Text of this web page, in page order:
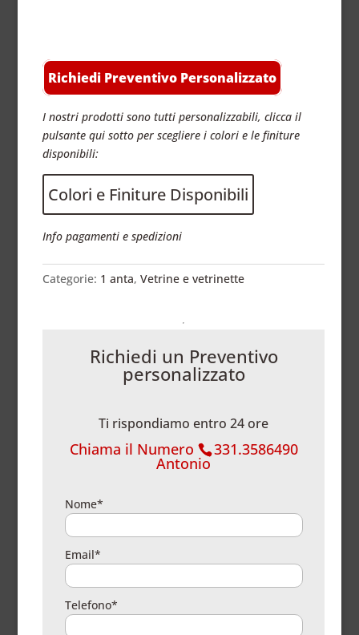
Richiedi Preventivo Personalizzato
I nostri prodotti sono tutti personalizzabili, clicca il
pulsante qui sotto per scegliere i colori e le finiture
disponibili:
Colori e Finiture Disponibili
Info pagamenti e spedizioni
Categorie: 1 anta,Vetrine e vetrinette
Richiedi un Preventivo
personalizzato
Ti rispondiamo entro 24 ore
Chiama il Numero 331.3586490
Antonio
Nome*
Email*
Telefono*